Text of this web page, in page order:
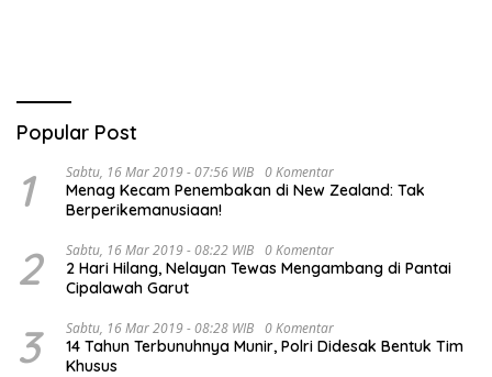
Popular Post
1 Sabtu, 16 Mar 2019 - 07:56 WIB 0 Komentar
Menag Kecam Penembakan di New Zealand: Tak
Berperikemanusiaan!
2 Sabtu, 16 Mar 2019 - 08:22 WIB 0 Komentar
2 Hari Hilang, Nelayan Tewas Mengambang di Pantai
Cipalawah Garut
3 Sabtu, 16 Mar 2019 - 08:28 WIB 0 Komentar
14 Tahun Terbunuhnya Munir, Polri Didesak Bentuk Tim
Khusus